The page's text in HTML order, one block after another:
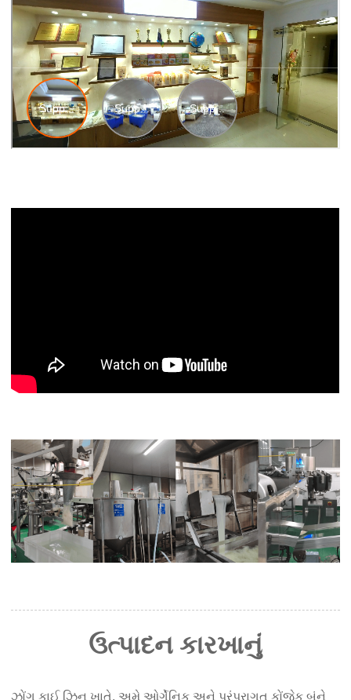
ઉત્પાદન કારખાનું
ઝોંગ કાઈ ઝિન ખાતે, અમે ઓર્ગેનિક અને પરંપરાગત કોંજેક બંને